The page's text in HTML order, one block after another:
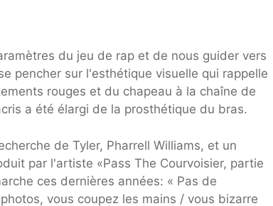
du jeu de rap et de nous guider vers
pencher sur l'esthétique visuelle qui rappelle
rouges et du chapeau à la chaîne de
a été élargi de la prosthétique du bras.
de Tyler, Pharrell Williams, et un
par l'artiste «Pass The Courvoisier, partie
ces dernières années: « Pas de
vous coupez les mains / vous bizarre